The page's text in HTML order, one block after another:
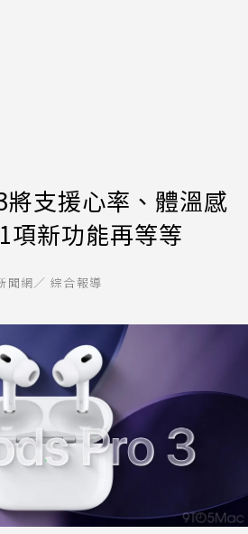
支援心率、體溫感
項新功能再等等
聞網／ 綜合報導